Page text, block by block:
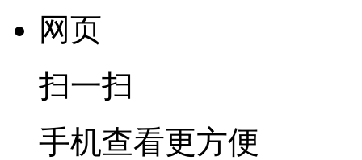
网页
扫一扫
手机查看更方便